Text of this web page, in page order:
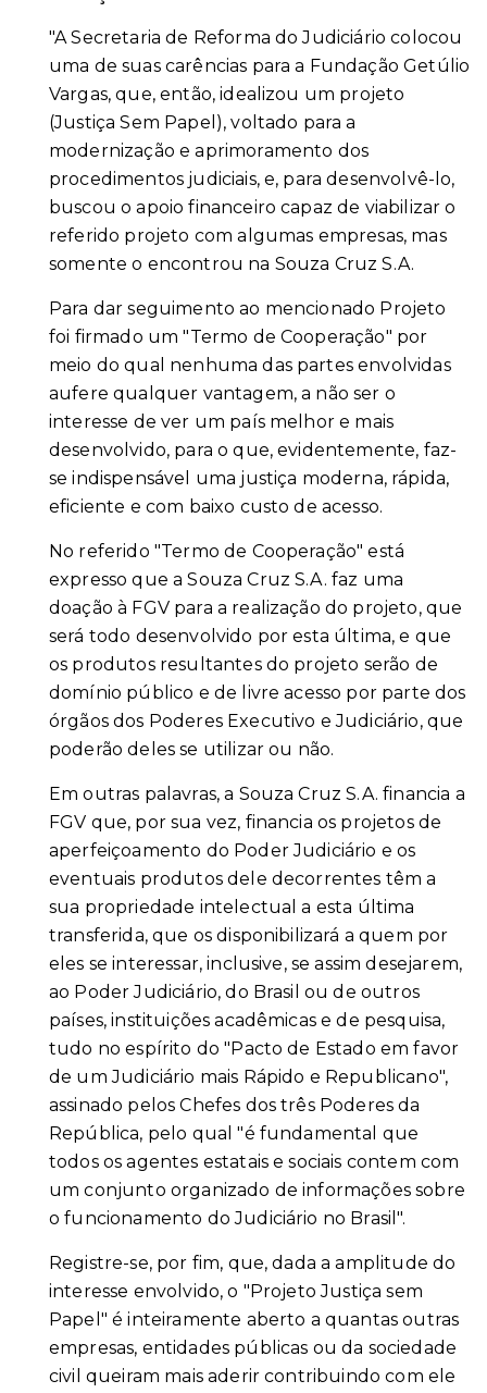
"A Secretaria de Reforma do Judiciário colocou
uma de suas carências para a Fundação Getúlio
Vargas, que, então, idealizou um projeto
(Justiça Sem Papel), voltado para a
modernização e aprimoramento dos
procedimentos judiciais, e, para desenvolvê-lo,
buscou o apoio financeiro capaz de viabilizar o
referido projeto com algumas empresas, mas
somente o encontrou na Souza Cruz S.A.
Para dar seguimento ao mencionado Projeto
foi firmado um "Termo de Cooperação" por
meio do qual nenhuma das partes envolvidas
aufere qualquer vantagem, a não ser o
interesse de ver um país melhor e mais
desenvolvido, para o que, evidentemente, faz-
se indispensável uma justiça moderna, rápida,
eficiente e com baixo custo de acesso.
No referido "Termo de Cooperação" está
expresso que a Souza Cruz S.A. faz uma
doação à FGV para a realização do projeto, que
será todo desenvolvido por esta última, e que
os produtos resultantes do projeto serão de
domínio público e de livre acesso por parte dos
órgãos dos Poderes Executivo e Judiciário, que
poderão deles se utilizar ou não.
Em outras palavras, a Souza Cruz S.A. financia a
FGV que, por sua vez, financia os projetos de
aperfeiçoamento do Poder Judiciário e os
eventuais produtos dele decorrentes têm a
sua propriedade intelectual a esta última
transferida, que os disponibilizará a quem por
eles se interessar, inclusive, se assim desejarem,
ao Poder Judiciário, do Brasil ou de outros
países, instituições acadêmicas e de pesquisa,
tudo no espírito do "Pacto de Estado em favor
de um Judiciário mais Rápido e Republicano",
assinado pelos Chefes dos três Poderes da
República, pelo qual "é fundamental que
todos os agentes estatais e sociais contem com
um conjunto organizado de informações sobre
o funcionamento do Judiciário no Brasil".
Registre-se, por fim, que, dada a amplitude do
interesse envolvido, o "Projeto Justiça sem
Papel" é inteiramente aberto a quantas outras
empresas, entidades públicas ou da sociedade
civil queiram mais aderir contribuindo com ele